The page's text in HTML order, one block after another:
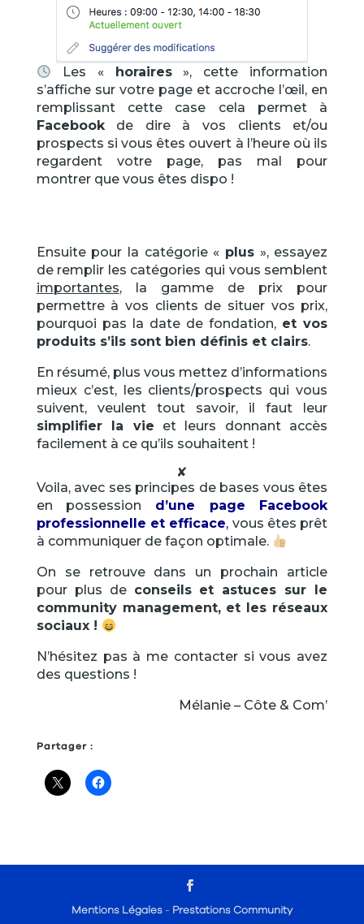
Les « horaires», cette information
s’affiche sur votre page et accroche l’œil, en
remplissant cette case cela permet à
Facebookde dire à vos clients et/ou
prospects si vous êtes ouvert à l’heure où ils
regardent votre page, pas mal pour
montrer que vous êtes dispo !
Ensuite pour la catégorie « plus», essayez
de remplir les catégories qui vous semblent
importantes, la gamme de prix pour
permettre à vos clients de situer vos prix,
pourquoi pas la date de fondation, et vos
produits s’ils sont bien définis et clairs.
En résumé, plus vous mettez d’informations
mieux c’est, les clients/prospects qui vous
suivent, veulent tout savoir, il faut leur
simplifier la vie et leurs donnant accès
facilement à ce qu’ils souhaitent !
✘
Voila, avec ses principes de bases vous êtes
en possession d’une page Facebook
professionnelle et efficace, vous êtes prêt
à communiquer de façon optimale.
On se retrouve dans un prochain article
pour plus de conseils et astuces sur le
community management, et les réseaux
sociaux !
N’hésitez pas à me contacter si vous avez
des questions !
Mélanie – Côte & Com’
Partager :
Mentions Légales- Prestations Community